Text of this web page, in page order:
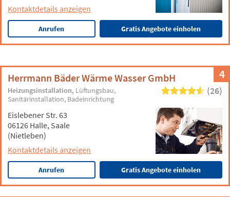
Kontaktdetails anzeigen
Anrufen Gratis Angebote einholen
4
Herrmann Bäder Wärme Wasser GmbH
Heizungsinstallation Lüftungsbau
Sanitärinstallation Badeinrichtung
(26)
Eislebener Str. 63
06126 Halle, Saale
(Nietleben)
Kontaktdetails anzeigen
Anrufen Gratis Angebote einholen